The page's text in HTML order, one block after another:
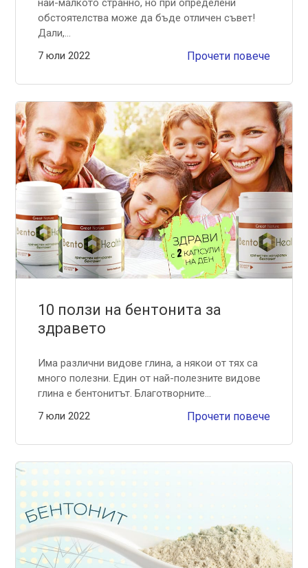
най-малкото странно, но при определени
обстоятелства може да бъде отличен съвет!
Дали,...
7 юли 2022
Прочети повече
10 ползи на бентонита за
здравето
Има различни видове глина, а някои от тях са
много полезни. Един от най-полезните видове
глина е бентонитът. Благотворните...
7 юли 2022
Прочети повече